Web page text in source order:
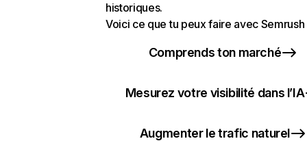
historiques.
Voici ce que tu peux faire avec Semrush
Comprends ton marché
Mesurez votre visibilité dans l’IA
Augmenter le trafic naturel